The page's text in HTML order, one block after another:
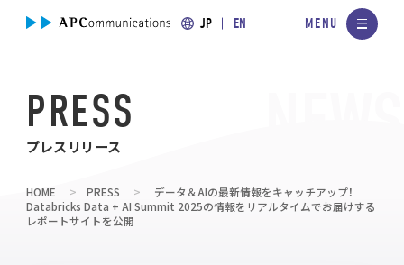
JP EN
PRESS
プレスリリース
HOME PRESS
データ＆AIの最新情報をキャッチアップ！
Databricks Data + AI Summit 2025の情報をリアルタイムでお届けする
レポートサイトを公開